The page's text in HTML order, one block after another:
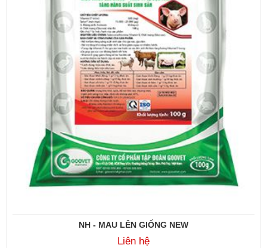
NH - MAU LÊN GIỐNG NEW
Liên hệ